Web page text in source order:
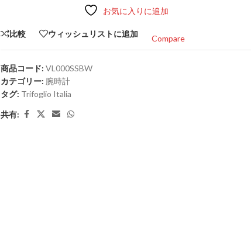
お気に入りに追加
比較 ウィッシュリストに追加
Compare
商品コード: VL000SSBW
カテゴリー: 腕時計
タグ: Trifoglio Italia
共有: